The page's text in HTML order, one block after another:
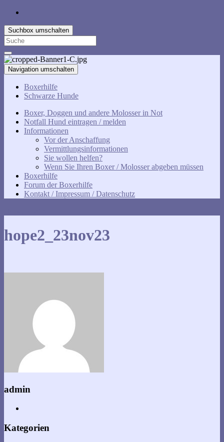
Suchbox umschalten
Search
for:
Navigation umschalten
Boxerhilfe
Schwarze Hunde
Boxer, Doggen und andere Molosser in Not
Notfall Hund eintragen / melden
Informationen
Vor der Anschaffung
Vermittlungsinformationen
Sie wollen helfen?
Wenn Sie Ihren Boxer / Molosser abgeben müssen
Boxerhilfe
Forum der Boxerhilfe
Kontakt / Impressum / Datenschutz
hope2_23nov23
admin
Kategorien